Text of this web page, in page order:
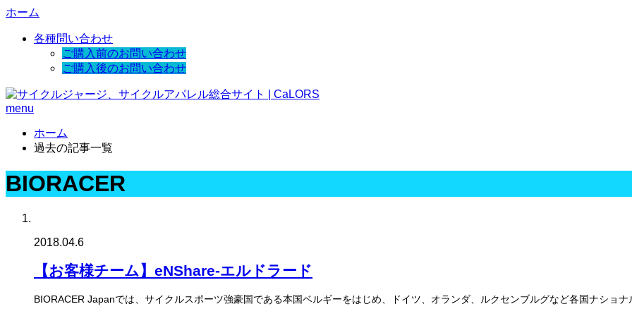
ホーム
各種問い合わせ
ご購入前のお問い合わせ
ご購入後のお問い合わせ
menu
ホーム
過去の記事一覧
BIORACER
2018.04.6
【お客様チーム】eNShare-エルドラード
BIORACER Japanでは、サイクルスポーツ強豪国である本国ベルギーをはじめ、ドイツ、オランダ、ルクセンブルグなど各国ナショ